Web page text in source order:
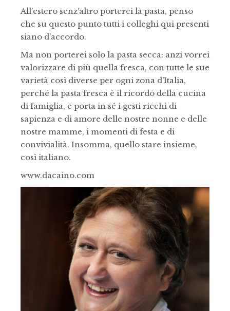
All’estero senz’altro porterei la pasta, penso
che su questo punto tutti i colleghi qui presenti
siano d’accordo.
Ma non porterei solo la pasta secca: anzi vorrei
valorizzare di più quella fresca, con tutte le sue
varietà così diverse per ogni zona d’Italia,
perché la pasta fresca è il ricordo della cucina
di famiglia, e porta in sé i gesti ricchi di
sapienza e di amore delle nostre nonne e delle
nostre mamme, i momenti di festa e di
convivialità. Insomma, quello stare insieme,
così italiano.
www.dacaino.com